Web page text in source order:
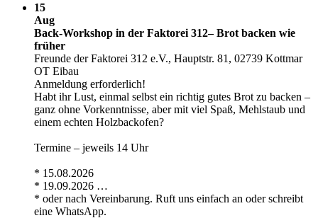
15
Aug
Back-Workshop in der Faktorei 312– Brot backen wie
früher
Freunde der Faktorei 312 e.V., Hauptstr. 81, 02739 Kottmar
OT Eibau
Anmeldung erforderlich!
Habt ihr Lust, einmal selbst ein richtig gutes Brot zu backen –
ganz ohne Vorkenntnisse, aber mit viel Spaß, Mehlstaub und
einem echten Holzbackofen?
Termine – jeweils 14 Uhr
* 15.08.2026
* 19.09.2026 …
* oder nach Vereinbarung. Ruft uns einfach an oder schreibt
eine WhatsApp.